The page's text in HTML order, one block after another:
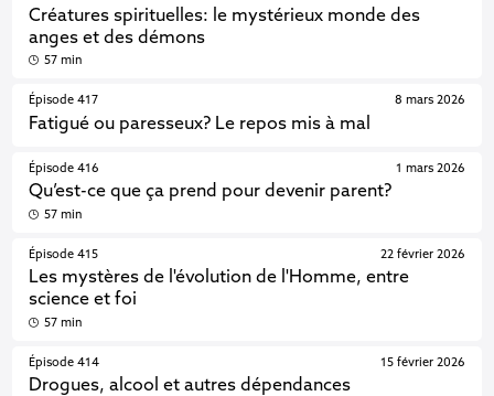
Créatures spirituelles: le mystérieux monde des
anges et des démons
57 min
Épisode 417
Fatigué ou paresseux? Le repos mis à mal
8 mars 2026
Épisode 416
Qu’est-ce que ça prend pour devenir parent?
1 mars 2026
57 min
Épisode 415
Les mystères de l'évolution de l'Homme, entre
science et foi
22 février 2026
57 min
Épisode 414
Drogues, alcool et autres dépendances
15 février 2026